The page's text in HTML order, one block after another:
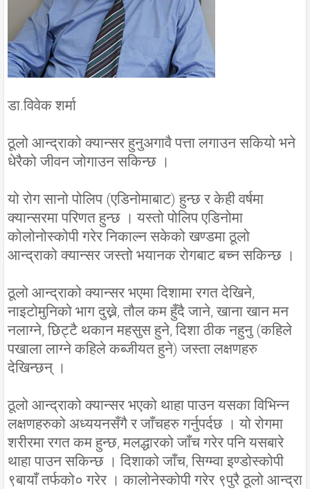
डा.विवेक शर्मा
ठूलो आन्द्राको क्यान्सर हुनुअगावै पत्ता लगाउन सकियो भने
धेरैको जीवन जोगाउन सकिन्छ ।
यो रोग सानो पोलिप (एडिनोमाबाट) हुन्छ र केही वर्षमा
क्यान्सरमा परिणत हुन्छ । यस्तो पोलिप एडिनोमा
कोलोनोस्कोपी गरेर निकाल्न सकेको खण्डमा ठूलो
आन्द्राको क्यान्सर जस्तो भयानक रोगबाट बच्न सकिन्छ ।
ठूलो आन्द्राको क्यान्सर भएमा दिशामा रगत देखिने,
नाइटोमुनिको भाग दुख्ने, तौल कम हुँदै जाने, खाना खान मन
नलाग्ने, छिट्टै थकान महसुस हुने, दिशा ठीक नहुनु (कहिले
पखाला लाग्ने कहिले कब्जीयत हुने) जस्ता लक्षणहरु
देखिन्छन् ।
ठूलो आन्द्राको क्यान्सर भएको थाहा पाउन यसका विभिन्न
लक्षणहरुको अध्ययनसँगै र जाँचहरु गर्नुपर्दछ । यो रोगमा
शरीरमा रगत कम हुन्छ, मलद्धारको जाँच गरेर पनि यसबारे
थाहा पाउन सकिन्छ । दिशाको जाँच, सिग्म्वा इण्डोस्कोपी
९बायाँ तर्फको० गरेर । कालोनेस्कोपी गरेर ९पुरै ठूलो आन्द्रा